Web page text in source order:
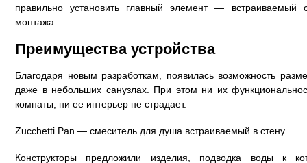
правильно установить главный элемент — встраиваемый
монтажа.
Преимущества устройства
Благодаря новым разработкам, появилась возможность
даже в небольших санузлах. При этом ни их
комнаты, ни ее интерьер не страдает.
Zucchetti Pan — смеситель для душа встраиваемый в стену
Конструкторы предложили изделия, подводка воды к